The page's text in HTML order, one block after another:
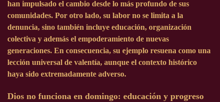
han impulsado el cambio desde lo más profundo de sus
comunidades. Por otro lado, su labor no se limita a la
denuncia, sino también incluye educación, organización
colectiva y además el empoderamiento de nuevas
generaciones. En consecuencia, su ejemplo resuena como una
lección universal de valentía, aunque el contexto histórico
haya sido extremadamente adverso.
Dios no funciona en domingo: educación y progreso